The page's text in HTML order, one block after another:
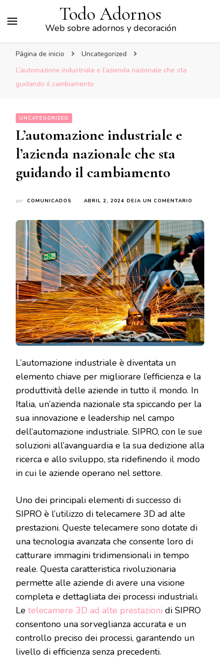
Todo Adornos
Web sobre adornos y decoración
Página de inicio
Uncategorized
L’automazione industriale e l’azienda nazionale che sta
guidando il cambiamento
UNCATEGORIZED
L’automazione industriale e
l’azienda nazionale che sta
guidando il cambiamento
por COMUNICADOS ABRIL 2, 2024 DEJA UN COMENTARIO
E
CHE
STA
IL
L’automazione industriale è diventata un
elemento chiave per migliorare l’efficienza e la
produttività delle aziende in tutto il mondo. In
Italia, un’azienda nazionale sta spiccando per la
sua innovazione e leadership nel campo
dell’automazione industriale. SIPRO, con le sue
soluzioni all’avanguardia e la sua dedizione alla
ricerca e allo sviluppo, sta ridefinendo il modo
in cui le aziende operano nel settore.
Uno dei principali elementi di successo di
SIPRO è l’utilizzo di telecamere 3D ad alte
prestazioni. Queste telecamere sono dotate di
una tecnologia avanzata che consente loro di
catturare immagini tridimensionali in tempo
reale. Questa caratteristica rivoluzionaria
permette alle aziende di avere una visione
completa e dettagliata dei processi industriali.
Le telecamere 3D ad alte prestazioni di SIPRO
consentono una sorveglianza accurata e un
controllo preciso dei processi, garantendo un
livello di efficienza senza precedenti.